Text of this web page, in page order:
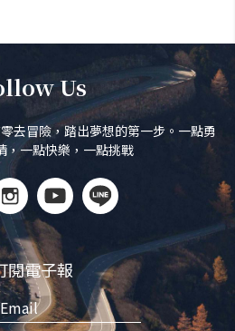
Us
去冒險，踏出夢想的第一步。一點勇
，一點快樂，一點挑戰
閱電子報